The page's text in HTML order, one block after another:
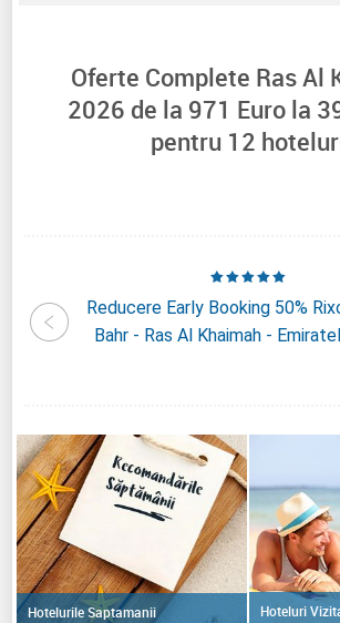
Oferte Complete Ras Al
2026 de la 971 Euro la
pentru 12
-
Reducere Early Booking 50%
Bahr - Ras Al Khaimah -
Hotelurile Saptamanii Hoteluri